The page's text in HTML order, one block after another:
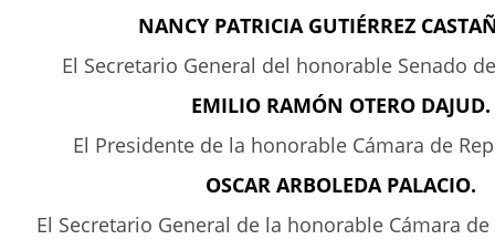
NANCY PATRICIA GUTIÉRREZ
El Secretario General del honorable Senado
EMILIO RAMÓN OTERO DAJUD.
El Presidente de la honorable Cámara de
OSCAR ARBOLEDA PALACIO.
El Secretario General de la honorable Cámara